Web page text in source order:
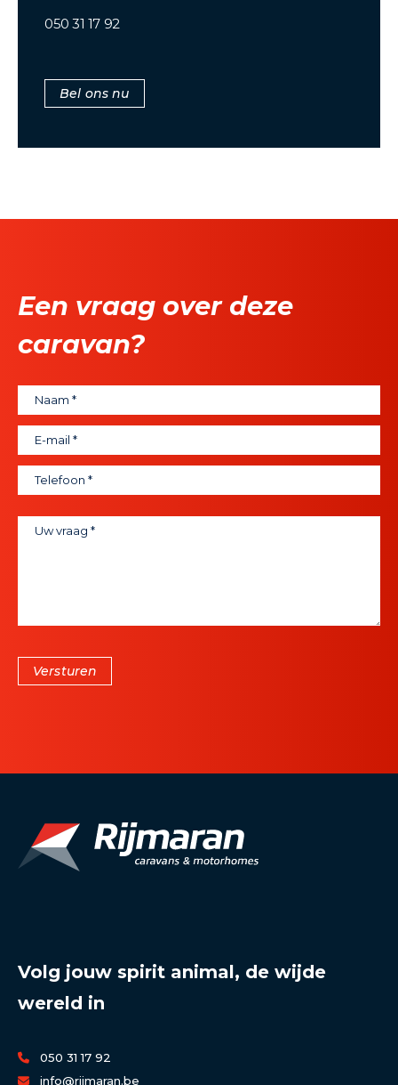
050 31 17 92
Bel ons nu
Een vraag over deze
caravan?
Versturen
Volg jouw spirit animal, de wijde
wereld in
050 31 17 92
info@rijmaran.be